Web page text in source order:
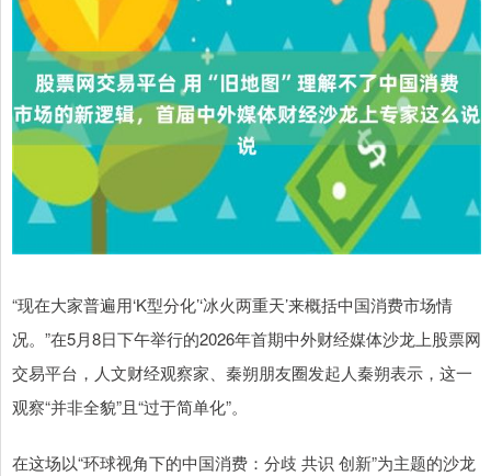
“现在大家普遍用‘K型分化’‘冰火两重天’来概括中国消费市场情
况。”在5月8日下午举行的2026年首期中外财经媒体沙龙上股票网
交易平台，人文财经观察家、秦朔朋友圈发起人秦朔表示，这一
观察“并非全貌”且“过于简单化”。
在这场以“环球视角下的中国消费：分歧 共识 创新”为主题的沙龙